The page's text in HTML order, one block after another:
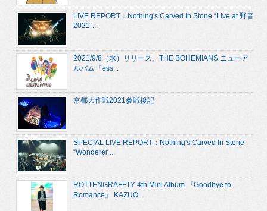
LIVE REPORT：Nothing's Carved In Stone “Live at 野音
2021”...
2021/9/8（水）リリース、THE BOHEMIANS ニューア
ルバム『ess...
京都大作戦2021参戦後記
SPECIAL LIVE REPORT：Nothing's Carved In Stone
“Wonderer ...
ROTTENGRAFFTY 4th Mini Album 『Goodbye to
Romance』 KAZUO...